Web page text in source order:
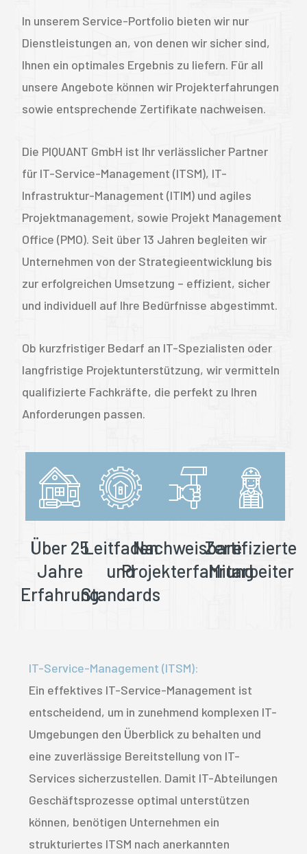
In unserem Service-Portfolio bieten wir nur
Dienstleistungen an, von denen wir sicher sind,
Ihnen ein optimales Ergebnis zu liefern. Für all
unsere Angebote können wir Projekterfahrungen
sowie entsprechende Zertifikate nachweisen.
Die PIQUANT GmbH ist Ihr verlässlicher Partner
für IT-Service-Management (ITSM), IT-
Infrastruktur-Management (ITIM) und agiles
Projektmanagement, sowie Projekt Management
Office (PMO). Seit über 13 Jahren begleiten wir
Unternehmen von der Strategieentwicklung bis
zur erfolgreichen Umsetzung – effizient, sicher
und individuell auf Ihre Bedürfnisse abgestimmt.
Ob kurzfristiger Bedarf an IT-Spezialisten oder
langfristige Projektunterstützung, wir vermitteln
qualifizierte Fachkräfte, die perfekt zu Ihren
Anforderungen passen.
Über 25
Jahre
Erfahrung
Leitfaden
und
Standards
Nachweisbare
Projekterfahrung
Zertifizierte
Mitarbeiter
IT-Service-Management (ITSM):
Ein effektives IT-Service-Management ist
entscheidend, um in zunehmend komplexen IT-
Umgebungen den Überblick zu behalten und
eine zuverlässige Bereitstellung von IT-
Services sicherzustellen. Damit IT-Abteilungen
Geschäftsprozesse optimal unterstützen
können, benötigen Unternehmen ein
strukturiertes ITSM nach anerkannten